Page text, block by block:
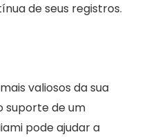
de seus registros.
valiosos da sua
suporte de um
pode ajudar a